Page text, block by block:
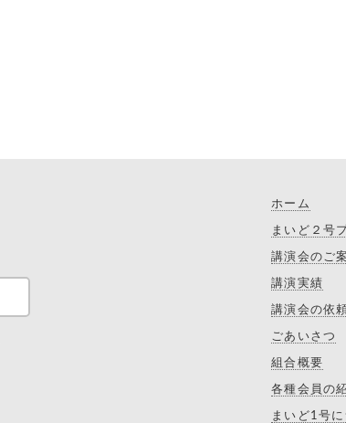
ホーム
まいど２号
講演会のご
講演実績
講演会の依頼
ごあいさつ
組合概要
各種会員の
まいど1号